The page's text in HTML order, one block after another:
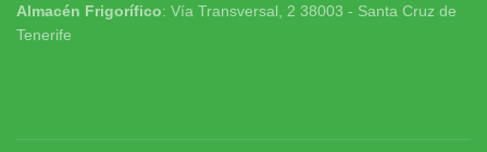
Almacén Frigorífico: Vía Transversal, 2 38003 - Santa Cruz de
Tenerife